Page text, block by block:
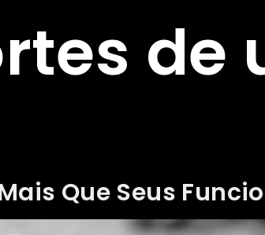
de
Que Seus